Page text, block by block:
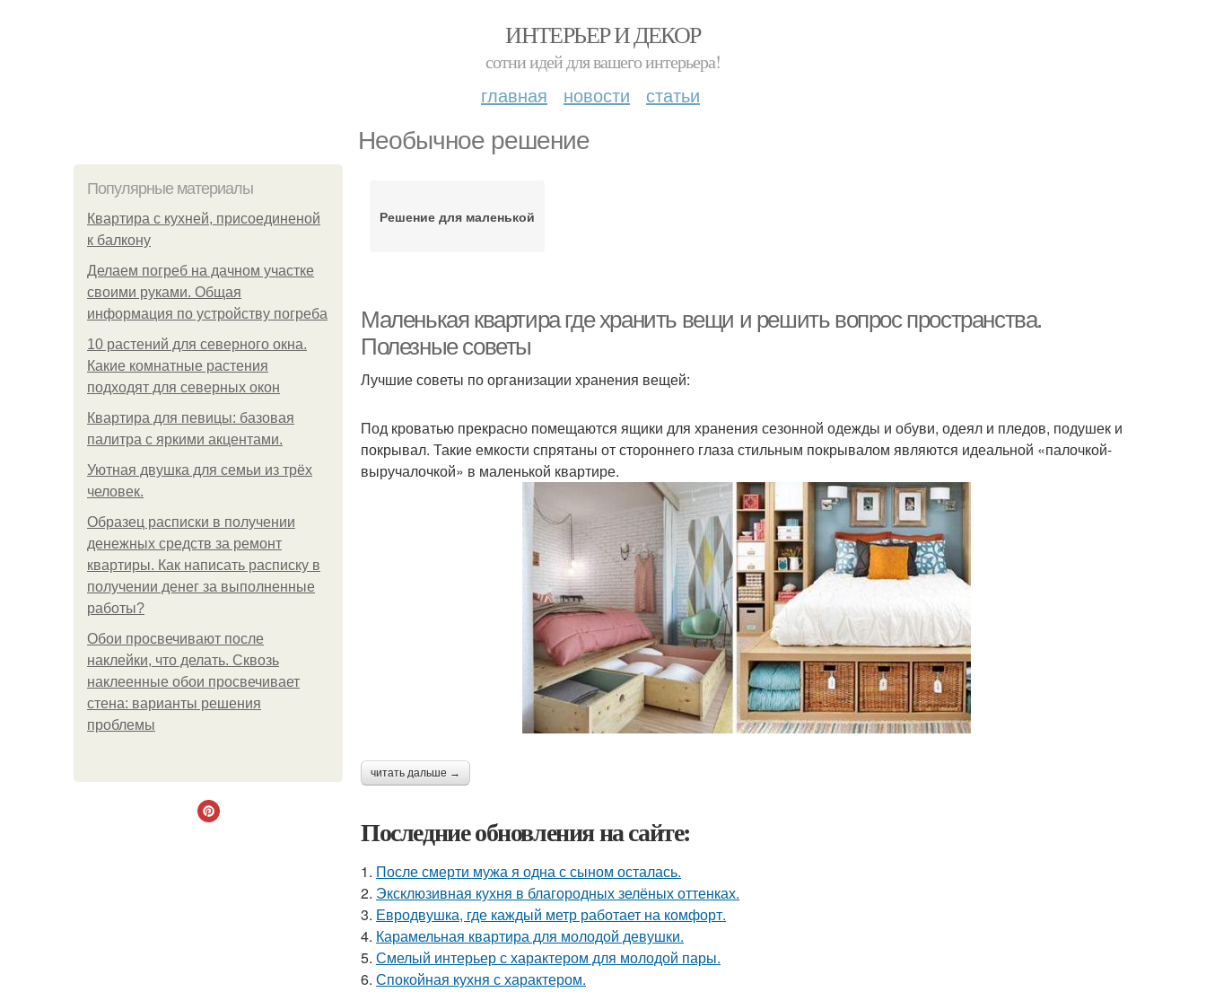
ИНТЕРЬЕР И ДЕКОР
сотни идей для вашего интерьера!
главная новости статьи
Необычное решение
Популярные материалы
Квартира с кухней, присоединеной
к балкону
Делаем погреб на дачном участке
своими руками. Общая
информация по устройству погреба
10 растений для северного окна.
Какие комнатные растения
подходят для северных окон
Квартира для певицы: базовая
палитра с яркими акцентами.
Уютная двушка для семьи из трёх
человек.
Образец расписки в получении
денежных средств за ремонт
квартиры. Как написать расписку в
получении денег за выполненные
работы?
Обои просвечивают после
наклейки, что делать. Сквозь
наклеенные обои просвечивает
стена: варианты решения
проблемы
Решение для маленькой
Маленькая квартира где хранить вещи и решить вопрос пространства.
Полезные советы
Лучшие советы по организации хранения вещей:
Под кроватью прекрасно помещаются ящики для хранения сезонной одежды и обуви, одеял и пледов, подушек и
покрывал. Такие емкости спрятаны от стороннего глаза стильным покрывалом являются идеальной «палочкой-
выручалочкой» в маленькой квартире.
читать дальше →
Последние обновления на сайте:
1. После смерти мужа я одна с сыном осталась.
2. Эксклюзивная кухня в благородных зелёных оттенках.
3. Евродвушка, где каждый метр работает на комфорт.
4. Карамельная квартира для молодой девушки.
5. Смелый интерьер с характером для молодой пары.
6. Спокойная кухня с характером.